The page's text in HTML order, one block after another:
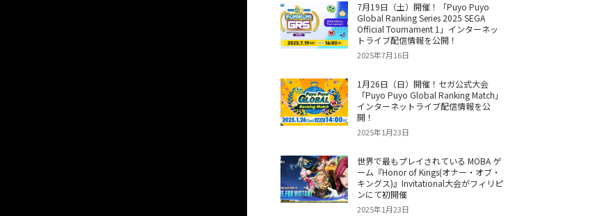
7月19日（土）開催！「Puyo Puyo
Global Ranking Series 2025 SEGA
Official Tournament 1」インターネッ
トライブ配信情報を公開！
2025年7月16日
1月26日（日）開催！セガ公式大会
「Puyo Puyo Global Ranking Match」
インターネットライブ配信情報を公
開！
2025年1月23日
世界で最もプレイされている MOBA ゲ
ーム『Honor of Kings(オナー・オブ・
キングス)』Invitational大会がフィリピ
ンにて初開催
2025年1月23日